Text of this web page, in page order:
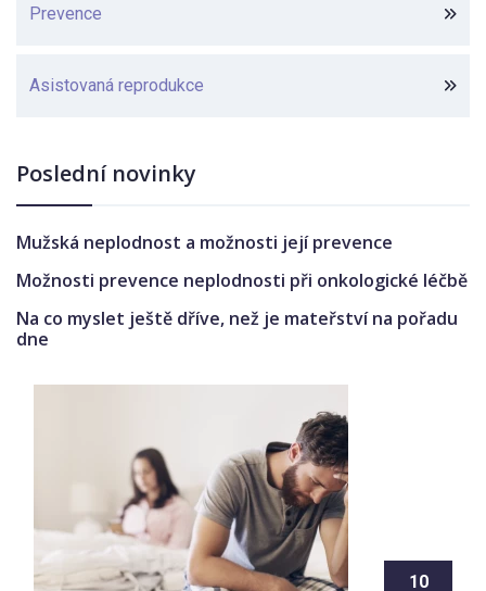
Prevence
Asistovaná reprodukce
Poslední novinky
Mužská neplodnost a možnosti její prevence
Možnosti prevence neplodnosti při onkologické léčbě
Na co myslet ještě dříve, než je mateřství na pořadu
dne
10